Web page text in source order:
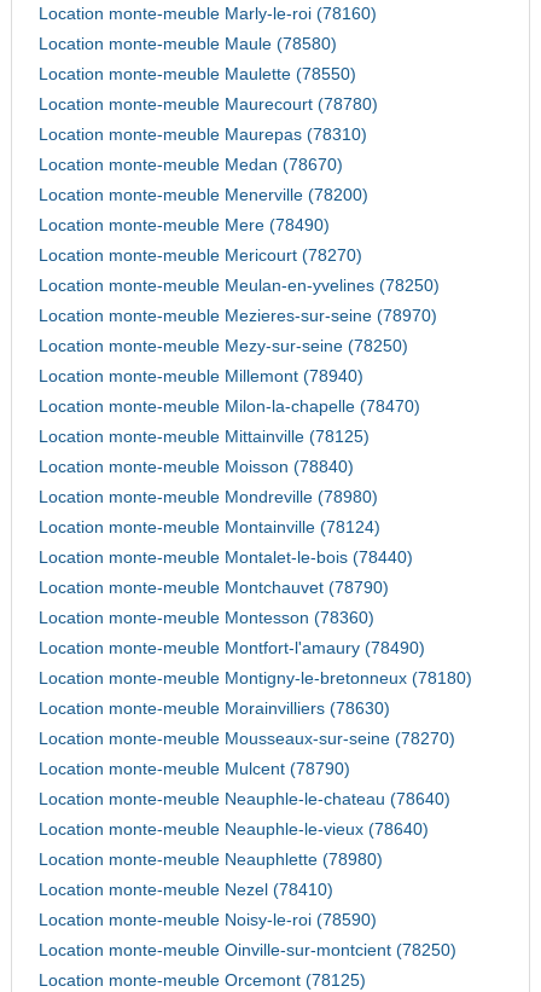
Location monte-meuble Marly-le-roi (78160)
Location monte-meuble Maule (78580)
Location monte-meuble Maulette (78550)
Location monte-meuble Maurecourt (78780)
Location monte-meuble Maurepas (78310)
Location monte-meuble Medan (78670)
Location monte-meuble Menerville (78200)
Location monte-meuble Mere (78490)
Location monte-meuble Mericourt (78270)
Location monte-meuble Meulan-en-yvelines (78250)
Location monte-meuble Mezieres-sur-seine (78970)
Location monte-meuble Mezy-sur-seine (78250)
Location monte-meuble Millemont (78940)
Location monte-meuble Milon-la-chapelle (78470)
Location monte-meuble Mittainville (78125)
Location monte-meuble Moisson (78840)
Location monte-meuble Mondreville (78980)
Location monte-meuble Montainville (78124)
Location monte-meuble Montalet-le-bois (78440)
Location monte-meuble Montchauvet (78790)
Location monte-meuble Montesson (78360)
Location monte-meuble Montfort-l'amaury (78490)
Location monte-meuble Montigny-le-bretonneux (78180)
Location monte-meuble Morainvilliers (78630)
Location monte-meuble Mousseaux-sur-seine (78270)
Location monte-meuble Mulcent (78790)
Location monte-meuble Neauphle-le-chateau (78640)
Location monte-meuble Neauphle-le-vieux (78640)
Location monte-meuble Neauphlette (78980)
Location monte-meuble Nezel (78410)
Location monte-meuble Noisy-le-roi (78590)
Location monte-meuble Oinville-sur-montcient (78250)
Location monte-meuble Orcemont (78125)